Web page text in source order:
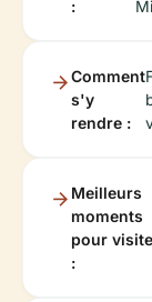
:
Comment
s'y
rendre :
Meilleurs
moments
pour
: